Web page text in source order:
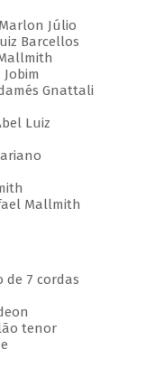
Júlio
Barcellos
Gnattali
Luiz
Mallmith
de 7 cordas
tenor